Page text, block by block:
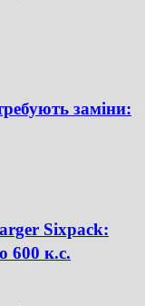
заміни:
Sixpack:
600 к.с.